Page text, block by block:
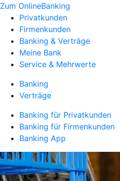
Zum OnlineBanking
Privatkunden
Firmenkunden
Banking & Verträge
Meine Bank
Service & Mehrwerte
Banking
Verträge
Banking für Privatkunden
Banking für Firmenkunden
Banking App